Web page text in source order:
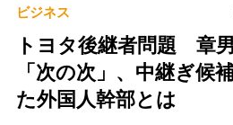
ビジネス
トヨタ後継者問題 章
「次の次」、中継ぎ候
た外国人幹部とは